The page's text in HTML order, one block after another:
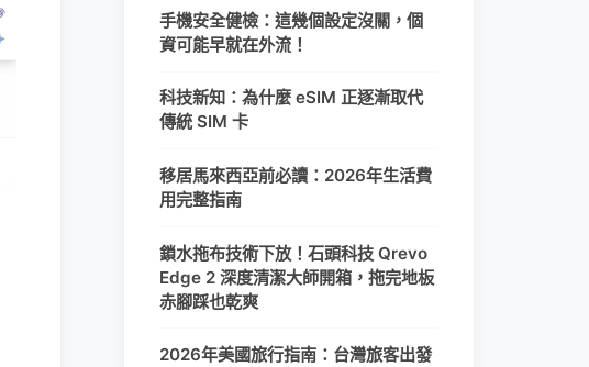
手機安全健檢：這幾個設定沒關，個
資可能早就在外流！
科技新知：為什麼 eSIM 正逐漸取代
傳統 SIM 卡
移居馬來西亞前必讀：2026年生活費
用完整指南
鎖水拖布技術下放！石頭科技 Qrevo
Edge 2 深度清潔大師開箱，拖完地板
赤腳踩也乾爽
2026年美國旅行指南：台灣旅客出發